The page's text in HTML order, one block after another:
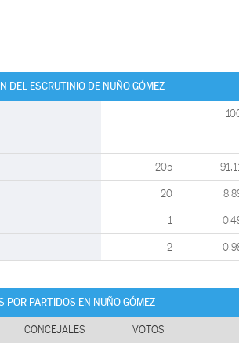
DEL ESCRUTINIO DE NUÑO GÓMEZ
205
20
1
2
POR PARTIDOS EN NUÑO GÓMEZ
CONCEJALES VOTOS